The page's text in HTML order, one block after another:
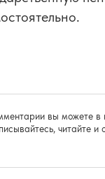
вы можете
читайте и